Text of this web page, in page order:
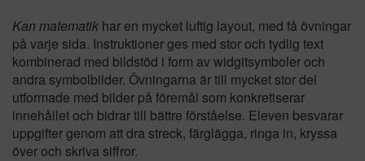
Kan matematik har en mycket luftig layout, med få övningar
på varje sida. Instruktioner ges med stor och tydlig text
kombinerad med bildstöd i form av widgitsymboler och
andra symbolbilder. Övningarna är till mycket stor del
utformade med bilder på föremål som konkretiserar
innehållet och bidrar till bättre förståelse. Eleven besvarar
uppgifter genom att dra streck, färglägga, ringa in, kryssa
över och skriva siffror.